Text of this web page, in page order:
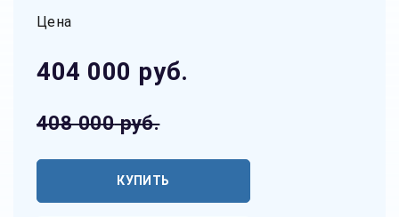
Цена
404 000 руб.
408 000руб.
КУПИТЬ